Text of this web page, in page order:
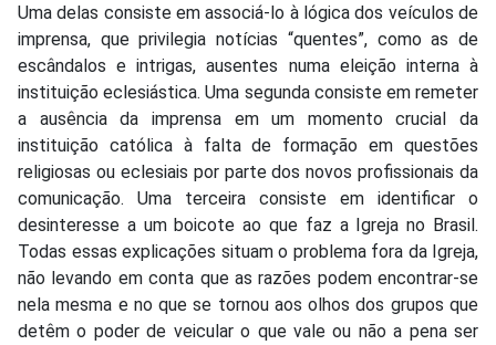
Uma delas consiste em associá-lo à lógica dos veículos de
imprensa, que privilegia notícias “quentes”, como as de
escândalos e intrigas, ausentes numa eleição interna à
instituição eclesiástica. Uma segunda consiste em remeter
a ausência da imprensa em um momento crucial da
instituição católica à falta de formação em questões
religiosas ou eclesiais por parte dos novos profissionais da
comunicação. Uma terceira consiste em identificar o
desinteresse a um boicote ao que faz a Igreja no Brasil.
Todas essas explicações situam o problema fora da Igreja,
não levando em conta que as razões podem encontrar-se
nela mesma e no que se tornou aos olhos dos grupos que
detêm o poder de veicular o que vale ou não a pena ser